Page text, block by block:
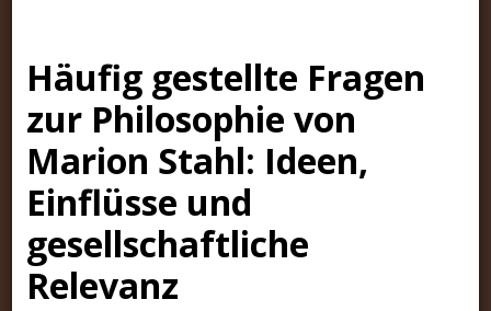
Häufig gestellte Fragen
zur Philosophie von
Marion Stahl: Ideen,
Einflüsse und
gesellschaftliche
Relevanz